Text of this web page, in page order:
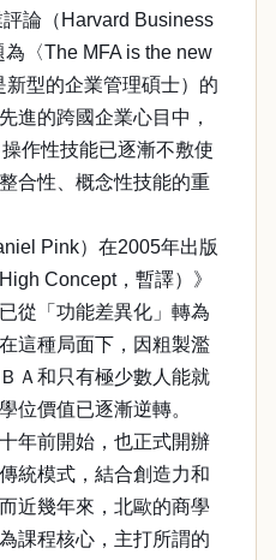
論（Harvard Business
〈The MFA is the new
型的企業管理碩士）的
進的跨國企業心目中，
作性技能已逐漸不敷使
合性、概念性技能的重
Pink）在2005年出版
Concept，暫譯）》
從「功能差異化」轉為
這種局面下，因粗製濫
Ａ和只有極少數人能就
位價值已逐漸逆轉。
年前開始，也正式開辦
統模式，結合創造力和
近幾年來，北歐的商學
課程核心，主打所謂的